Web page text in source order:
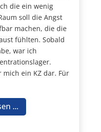
die ein wenig
soll die Angst
machen, die die
fühlten. Sobald
war ich
ein KZ dar. Für
...